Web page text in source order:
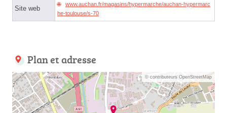
Site web
www.auchan.fr/magasins/hypermarche/auchan-hypermarc
he-toulouse/s-70
Plan et adresse
© contributeurs OpenStreetMap